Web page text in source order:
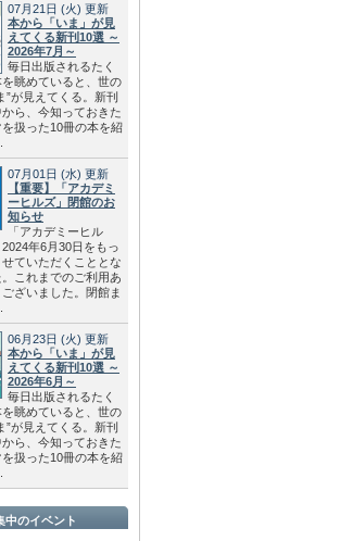
07月21日 (火) 更新
本から「いま」が見
えてくる新刊10選 ～
2026年7月～
毎日出版されるたく
を眺めていると、世の
”が見えてくる。新刊
ら、今知っておきた
を扱った10冊の本を紹
07月01日 (水) 更新
【重要】「アカデミ
ーヒルズ」閉館のお
知らせ
「アカデミーヒル
2024年6月30日をもっ
ていただくこととな
。これまでのご利用あ
ございました。閉館ま
06月23日 (火) 更新
本から「いま」が見
えてくる新刊10選 ～
2026年6月～
毎日出版されるたく
を眺めていると、世の
”が見えてくる。新刊
ら、今知っておきた
を扱った10冊の本を紹
中のイベント